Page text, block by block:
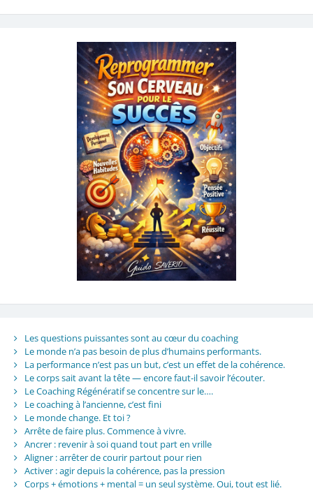
Les questions puissantes sont au cœur du coaching
Le monde n’a pas besoin de plus d’humains performants.
La performance n’est pas un but, c’est un effet de la cohérence.
Le corps sait avant la tête — encore faut-il savoir l’écouter.
Le Coaching Régénératif se concentre sur le….
Le coaching à l’ancienne, c’est fini
Le monde change. Et toi ?
Arrête de faire plus. Commence à vivre.
Ancrer : revenir à soi quand tout part en vrille
Aligner : arrêter de courir partout pour rien
Activer : agir depuis la cohérence, pas la pression
Corps + émotions + mental = un seul système. Oui, tout est lié.